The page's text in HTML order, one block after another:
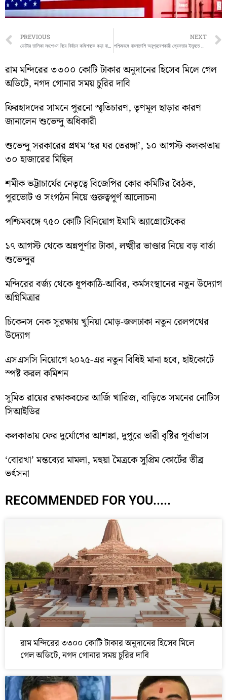
Prev
PREVIOUS NEXT
রাম মন্দিরের ৩৩০০ কোটি টাকার অনুদানের হিসেব মিলে গেল
অডিটে, নগদ গোনার সময় চুরির দাবি
ফিরহাদদের সামনে পুরনো স্মৃতিচারণ, তৃণমূল ছাড়ার কারণ
জানালেন শুভেন্দু অধিকারী
শুভেন্দু সরকারের প্রথম ‘হর ঘর তেরঙ্গা’, ১০ আগস্ট কলকাতায়
৩০ হাজারের মিছিল
শমীক ভট্টাচার্যের নেতৃত্বে বিজেপির কোর কমিটির বৈঠক,
পুরভোট ও সংগঠন নিয়ে গুরুত্বপূর্ণ আলোচনা
পশ্চিমবঙ্গে ৭৫০ কোটি বিনিয়োগ ইমামি অ্যাগ্রোটেকের
১৭ আগস্ট থেকে অন্নপূর্ণার টাকা, লক্ষ্মীর ভাণ্ডার নিয়ে বড় বার্তা
শুভেন্দুর
মন্দিরের বর্জ্য থেকে ধূপকাঠি-আবির, কর্মসংস্থানের নতুন উদ্যোগ
অগ্নিমিত্রার
চিকেনস নেক সুরক্ষায় খুনিয়া মোড়-জলঢাকা নতুন রেলপথের
উদ্যোগ
এসএসসি নিয়োগে ২০২৫-এর নতুন বিধিই মানা হবে, হাইকোর্টে
স্পষ্ট করল কমিশন
সুমিত রায়ের রক্ষাকবচের আর্জি খারিজ, বাড়িতে সমনের নোটিস
সিআইডির
কলকাতায় ফের দুর্যোগের আশঙ্কা, দুপুরে ভারী বৃষ্টির পূর্বাভাস
‘বোরখা’ মন্তব্যের মামলা, মহুয়া মৈত্রকে সুপ্রিম কোর্টের তীব্র
ভর্ৎসনা
RECOMMENDED FOR YOU.....
রাম মন্দিরের ৩৩০০ কোটি টাকার অনুদানের হিসেব মিলে
গেল অডিটে, নগদ গোনার সময় চুরির দাবি